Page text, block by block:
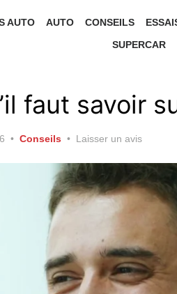
AUTO AUTO CONSEILS
SUPERCAR
faut savoir
Conseils Laisser un avis